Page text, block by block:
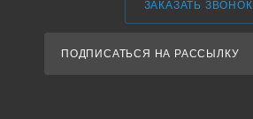
ЗАКАЗАТЬ ЗВОНОК
ПОДПИСАТЬСЯ НА РАССЫЛКУ